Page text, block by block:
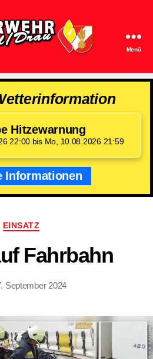
Spittal/Drau
Menü
Hitzewarnung
22:00 bis Mo, 10.08.2026 21:59
Informationen
Kategorien
EINSATZ
Fahrbahn
September 2024